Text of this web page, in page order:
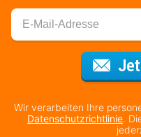
Wir verarbeiten Ihre
Datenschutzrichtlinie.